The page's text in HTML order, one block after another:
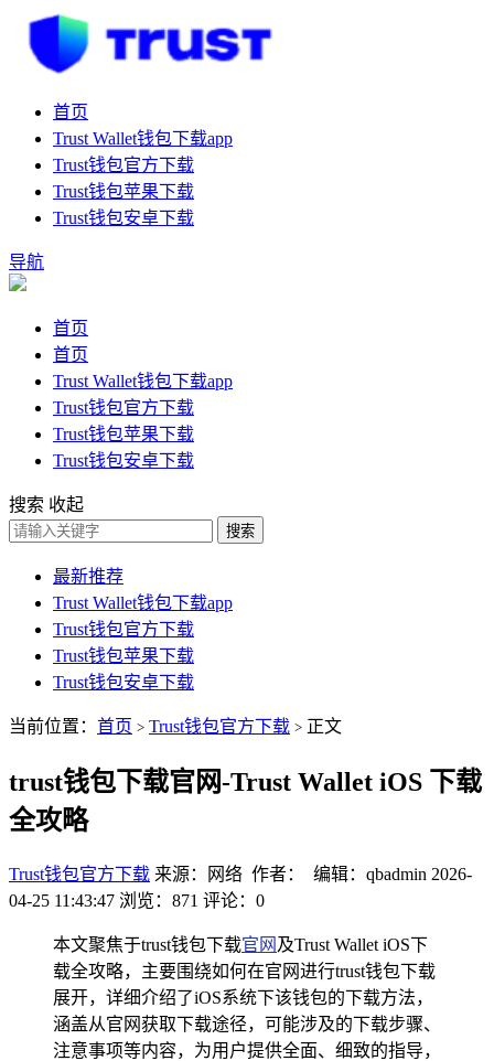
首页
Trust Wallet钱包下载app
Trust钱包官方下载
Trust钱包苹果下载
Trust钱包安卓下载
导航
首页
首页
Trust Wallet钱包下载app
Trust钱包官方下载
Trust钱包苹果下载
Trust钱包安卓下载
搜索 收起
搜索
最新推荐
Trust Wallet钱包下载app
Trust钱包官方下载
Trust钱包苹果下载
Trust钱包安卓下载
当前位置： 首页 > Trust钱包官方下载 > 正文
trust钱包下载官网-Trust Wallet iOS 下载
全攻略
Trust钱包官方下载 来源：网络 作者： 编辑：qbadmin 2026-
04-25 11:43:47 浏览：871 评论：0
本文聚焦于trust钱包下载官网 及Trust Wallet iOS下
载全攻略，主要围绕如何在官网进行trust钱包下载
展开，详细介绍了iOS系统下该钱包的下载方法，
涵盖从官网获取下载途径，可能涉及的下载步骤、
注意事项等内容，为用户提供全面、细致的指导，